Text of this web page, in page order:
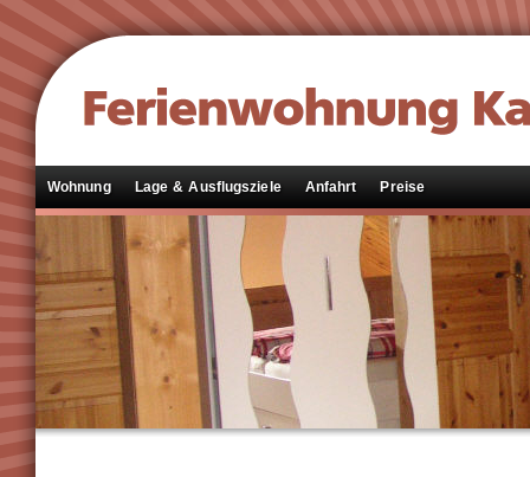
Wohnung Lage & Ausflugsziele Anfahrt Preise